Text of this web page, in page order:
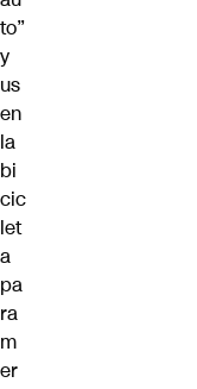
to”
y
us
en
la
bi
cic
let
a
pa
ra
m
er